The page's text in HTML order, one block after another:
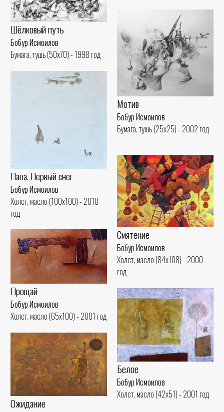
Шёлковый путь
Бобур Исмоилов
Бумага, тушь (50x70) - 1998 год
Мотив
Бобур Исмоилов
Бумага, тушь (25x25) - 2002 год
Папа. Первый снег
Бобур Исмоилов
Холст, масло (100x100) - 2010
год
Смятение
Бобур Исмоилов
Холст, масло (84x108) - 2000
год
Прощай
Бобур Исмоилов
Холст, масло (65x100) - 2001 год
Белое
Бобур Исмоилов
Холст, масло (42x51) - 2001 год
Ожидание